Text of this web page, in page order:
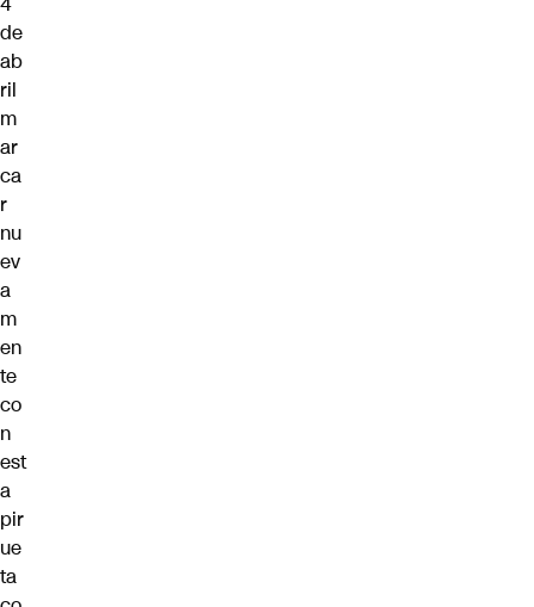
de
ab
ril
m
ar
ca
r
nu
ev
a
m
en
te
co
n
est
a
pir
ue
ta